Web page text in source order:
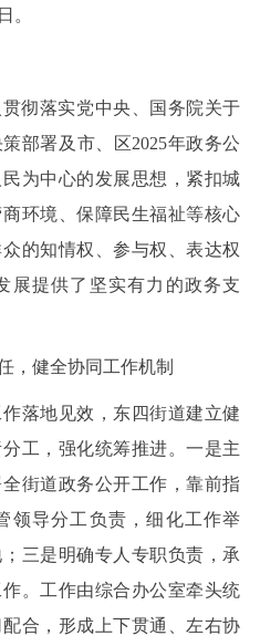
。
彻落实党中央、国务院关于
部署及市、区2025年政务公
为中心的发展思想，紧扣城
环境、保障民生福祉等核心
的知情权、参与权、表达权
展提供了坚实有力的政务支
健全协同工作机制
地见效，东四街道建立健
工，强化统筹推进。一是主
街道政务公开工作，靠前指
领导分工负责，细化工作举
三是明确专人专职负责，承
。工作由综合办公室牵头统
合，形成上下贯通、左右协